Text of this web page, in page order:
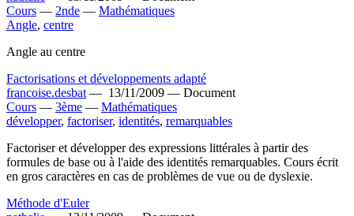
Cours — 2nde — Mathématiques
Angle, centre
Angle au centre
Factorisations et développements adapté
francoise.desbat — 13/11/2009 — Document
Cours — 3ème — Mathématiques
développer, factoriser, identités, remarquables
Factoriser et développer des expressions littérales à partir des
formules de base ou à l'aide des identités remarquables. Cours écrit
en gros caractères en cas de problèmes de vue ou de dyslexie.
Méthode d'Euler